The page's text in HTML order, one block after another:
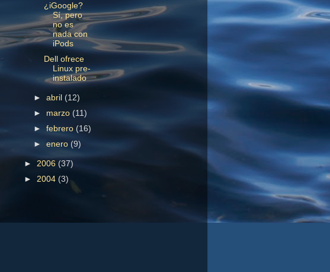
¿iGoogle?
Sí, pero
no es
nada con
iPods
Dell ofrece
Linux pre-
instalado
►abril (12)
► marzo (11)
►febrero(16)
►enero (9)
► 2006 (37)
► 2004 (3)